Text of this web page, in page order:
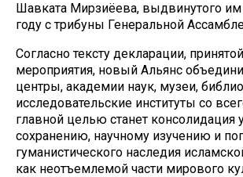
Шавката Мирзиёева, выдвинутого
году с трибуны Генеральной
Согласно тексту декларации,
мероприятия, новый Альянс
центры, академии наук, музеи,
исследовательские институты со
главной целью станет консолидация
сохранению, научному изучению и
гуманистического наследия
как неотъемлемой части мирового